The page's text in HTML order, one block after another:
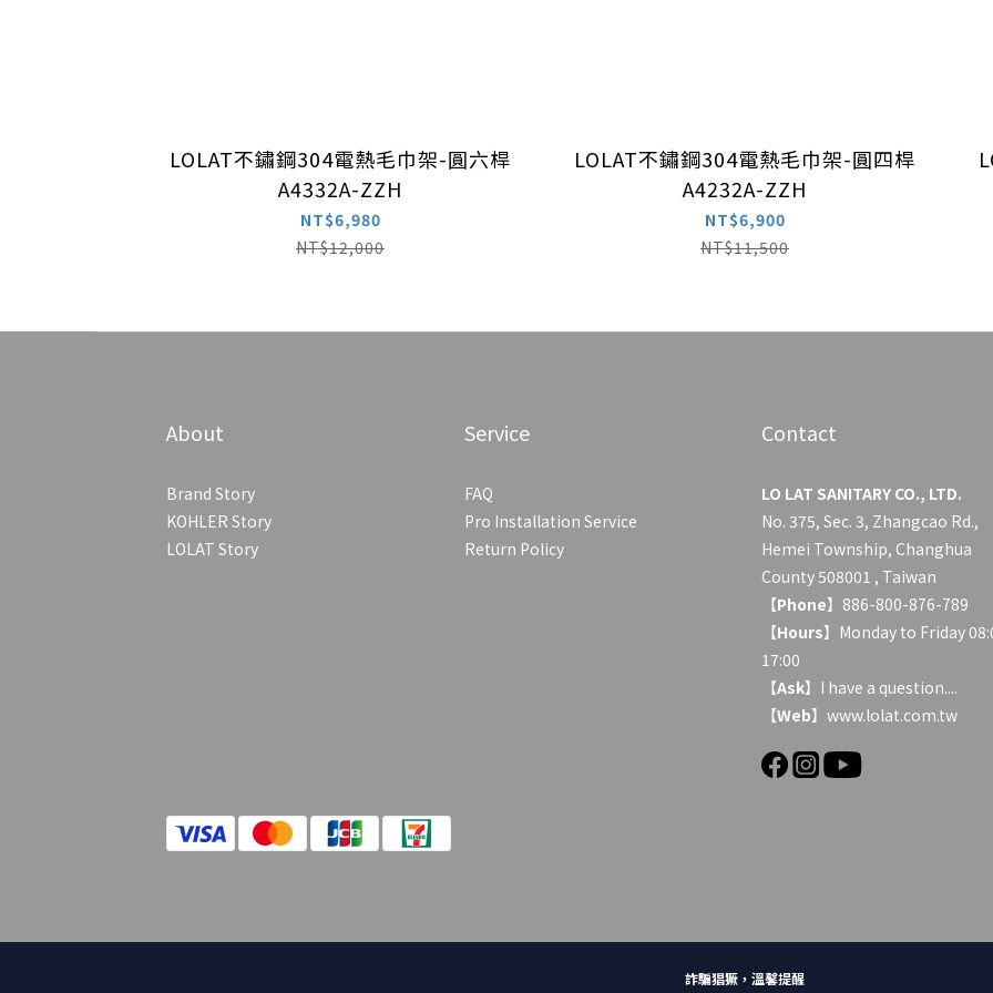
LOLAT不鏽鋼304電熱毛巾架-圓六桿
A4332A-ZZH
NT$6,980
NT$12,000
LOLAT不鏽鋼304電熱毛巾架-圓四桿
A4232A-ZZH
NT$6,900
NT$11,500
About
Brand Story
KOHLER Story
LOLAT Story
Service
FAQ
Pro Installation Service
Return Policy
Contact
LO LAT SANITARY CO., LTD.
No. 375, Sec. 3, Zhangcao Rd.,
Hemei Township, Changhua
County 508001 , Taiwan
【Phone】886-800-876-789
【Hours】Monday to Friday
17:00
【Ask】 I have a question....
【Web】www.lolat.com.tw
詐騙猖獗，溫馨提醒